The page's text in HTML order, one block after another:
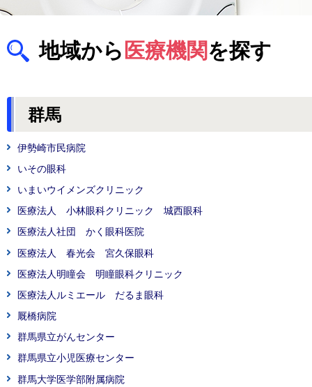
地域から 医療機関を探す
群馬
伊勢崎市民病院
いその眼科
いまいウイメンズクリニック
医療法人 小林眼科クリニック 城西眼科
医療法人社団 かく眼科医院
医療法人 春光会 宮久保眼科
医療法人明瞳会 明瞳眼科クリニック
医療法人ルミエール だるま眼科
厩橋病院
群馬県立がんセンター
群馬県立小児医療センター
群馬大学医学部附属病院